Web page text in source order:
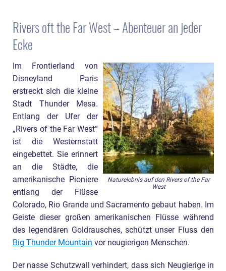
Rivers oft the Far West – Abenteuer an jeder
Ecke
Naturelebnis auf den Rivers of the Far
West
Im Frontierland von
Disneyland Paris
erstreckt sich die kleine
Stadt Thunder Mesa.
Entlang der Ufer der
„Rivers of the Far West“
ist die Westernstatt
eingebettet. Sie erinnert
an die Städte, die
amerikanische Pioniere
entlang der Flüsse
Colorado, Rio Grande und Sacramento gebaut haben. Im
Geiste dieser großen amerikanischen Flüsse während
des legendären Goldrausches, schützt unser Fluss den
Big Thunder Mountain vor neugierigen Menschen.
Der nasse Schutzwall verhindert, dass sich Neugierige in